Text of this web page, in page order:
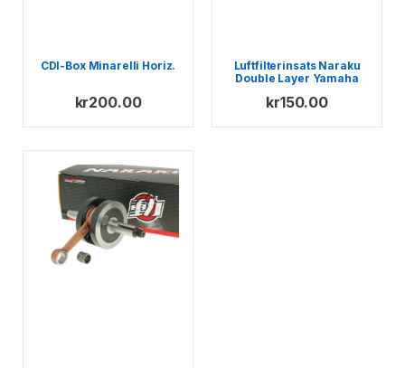
CDI-Box Minarelli Horiz.
kr200.00
Luftfilterinsats Naraku
Double Layer Yamaha
kr150.00